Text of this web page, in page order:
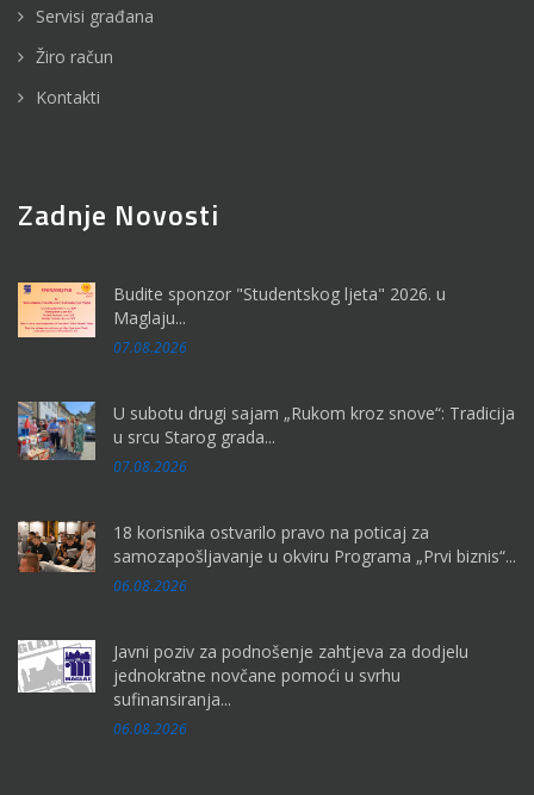
Servisi građana
Žiro račun
Kontakti
Zadnje Novosti
Budite sponzor "Studentskog ljeta" 2026. u
Maglaju...
07.08.2026
U subotu drugi sajam „Rukom kroz snove“: Tradicija
u srcu Starog grada...
07.08.2026
18 korisnika ostvarilo pravo na poticaj za
samozapošljavanje u okviru Programa „Prvi biznis“...
06.08.2026
Javni poziv za podnošenje zahtjeva za dodjelu
jednokratne novčane pomoći u svrhu
sufinansiranja...
06.08.2026